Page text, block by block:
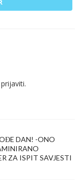
prijaviti.
DAN! -ONO
ZA ISPIT SAVJESTI